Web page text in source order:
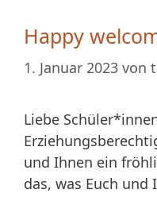
Happy
1. Januar 2023 von
Liebe
und Ihnen ein
das, was Euch